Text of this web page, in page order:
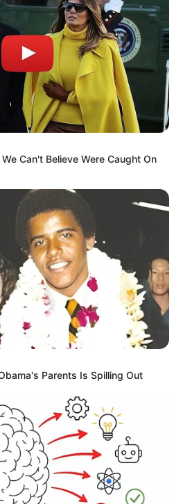
Can't Believe Were Caught On
Parents Is Spilling Out